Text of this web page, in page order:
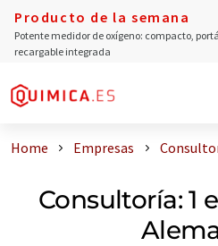
Producto de la semana
Potente medidor de oxígeno: compacto,
recargable integrada
Home Empresas
Consultoría: 1